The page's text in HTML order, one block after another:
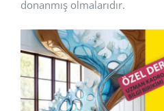
donanmış olmalarıdır.